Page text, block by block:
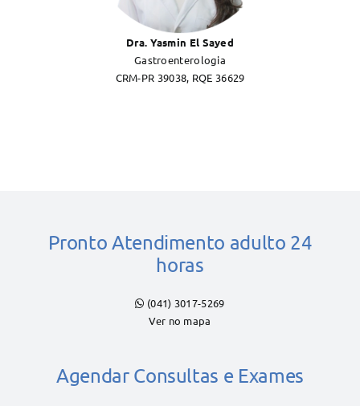
Dra. Yasmin El Sayed
Gastroenterologia
CRM-PR 39038, RQE 36629
Pronto Atendimento adulto 24
horas
(041) 3017-5269
Ver no mapa
Agendar Consultas e Exames